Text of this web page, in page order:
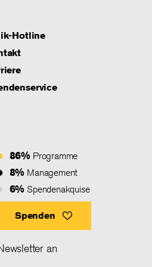
Hotline
86% Programme
8% Management
6% Spendenakquise
Spenden
an